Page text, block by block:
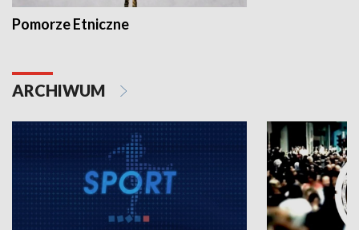
Pomorze Etniczne
ARCHIWUM